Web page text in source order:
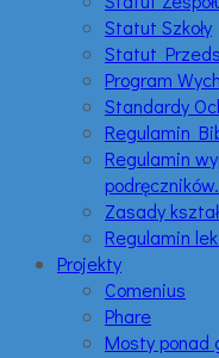
Statut Szkoły
Statut
Program
Standardy
Regulamin
Regulamin
Zasady
Regulamin
Projekty
Comenius
Phare
Mosty ponad